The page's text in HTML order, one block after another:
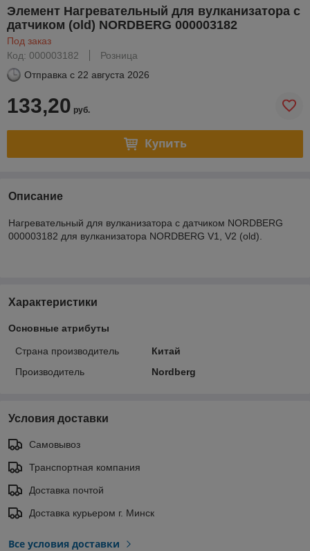
Элемент Нагревательный для вулканизатора с
датчиком (old) NORDBERG 000003182
Под заказ
Код: 000003182
Розница
Отправка с 22 августа 2026
133,20 руб.
Купить
Описание
Нагревательный для вулканизатора с датчиком NORDBERG
000003182 для вулканизатора NORDBERG V1, V2 (old).
Характеристики
Основные атрибуты
Страна производитель
Китай
Производитель
Nordberg
Условия доставки
Самовывоз
Транспортная компания
Доставка почтой
Доставка курьером г. Минск
Все условия доставки